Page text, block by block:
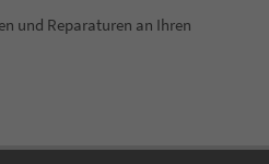
und Reparaturen an Ihren